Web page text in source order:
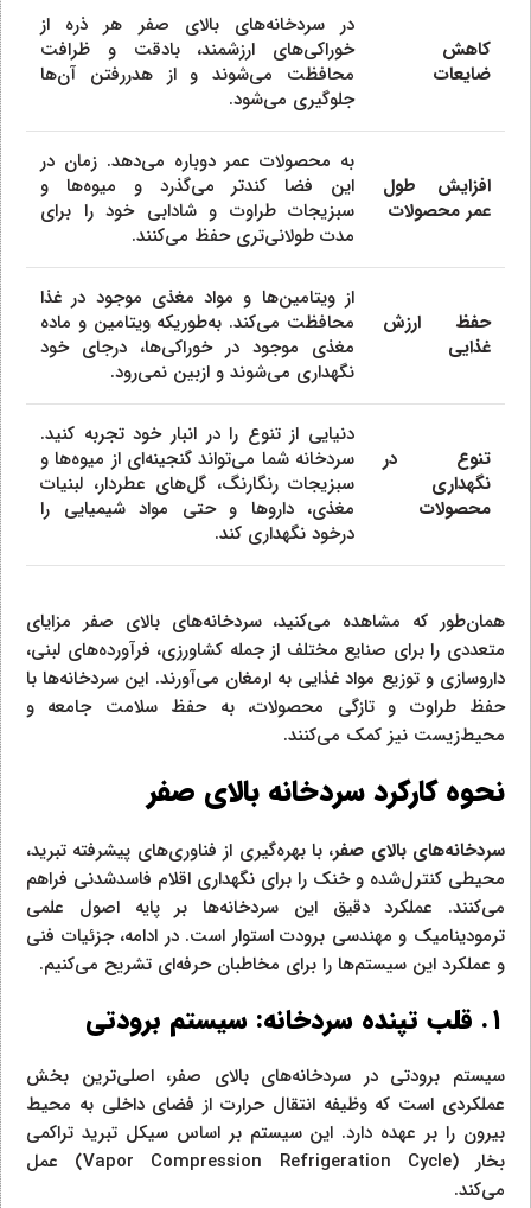
کاهش
ضایعات
در سردخانه‌های بالای صفر هر ذره از
خوراکی‌های ارزشمند، بادقت و ظرافت
محافظت می‌شوند و از هدررفتن آن‌ها
جلوگیری می‌شود.
افزایش طول
عمر محصولات
به محصولات عمر دوباره می‌دهد. زمان در
این فضا کندتر می‌گذرد و میوه‌ها و
سبزیجات طراوت و شادابی خود را برای
مدت طولانی‌تری حفظ می‌کنند.
حفظ ارزش
غذایی
از ویتامین‌ها و مواد مغذی موجود در غذا
محافظت می‌کند. به‌طوریکه ویتامین و ماده
مغذی موجود در خوراکی‌ها، درجای خود
نگهداری می‌شوند و ازبین نمی‌رود.
تنوع در
نگهداری
محصولات
دنیایی از تنوع را در انبار خود تجربه کنید.
سردخانه شما می‌تواند گنجینه‌ای از میوه‌ها و
سبزیجات رنگارنگ، گل‌های عطردار، لبنیات
مغذی، داروها و حتی مواد شیمیایی را
درخود نگهداری کند.
همان‌طور که مشاهده می‌کنید، سردخانه‌های بالای صفر مزایای
متعددی را برای صنایع مختلف از جمله کشاورزی، فرآورده‌های لبنی،
داروسازی و توزیع مواد غذایی به ارمغان می‌آورند. این سردخانه‌ها با
حفظ طراوت و تازگی محصولات، به حفظ سلامت جامعه و
محیط‌زیست نیز کمک می‌کنند.
نحوه کارکرد سردخانه بالای صفر
سردخانه‌های بالای صفر، با بهره‌گیری از فناوری‌های پیشرفته تبرید،
محیطی کنترل‌شده و خنک را برای نگهداری اقلام فاسدشدنی فراهم
می‌کنند. عملکرد دقیق این سردخانه‌ها بر پایه اصول علمی
ترمودینامیک و مهندسی برودت استوار است. در ادامه، جزئیات فنی
و عملکرد این سیستم‌ها را برای مخاطبان حرفه‌ای تشریح می‌کنیم.
۱. قلب تپنده سردخانه: سیستم برودتی
سیستم برودتی در سردخانه‌های بالای صفر، اصلی‌ترین بخش
عملکردی است که وظیفه انتقال حرارت از فضای داخلی به محیط
بیرون را بر عهده دارد. این سیستم بر اساس سیکل تبرید تراکمی
بخار (Vapor Compression Refrigeration Cycle) عمل
می‌کند.